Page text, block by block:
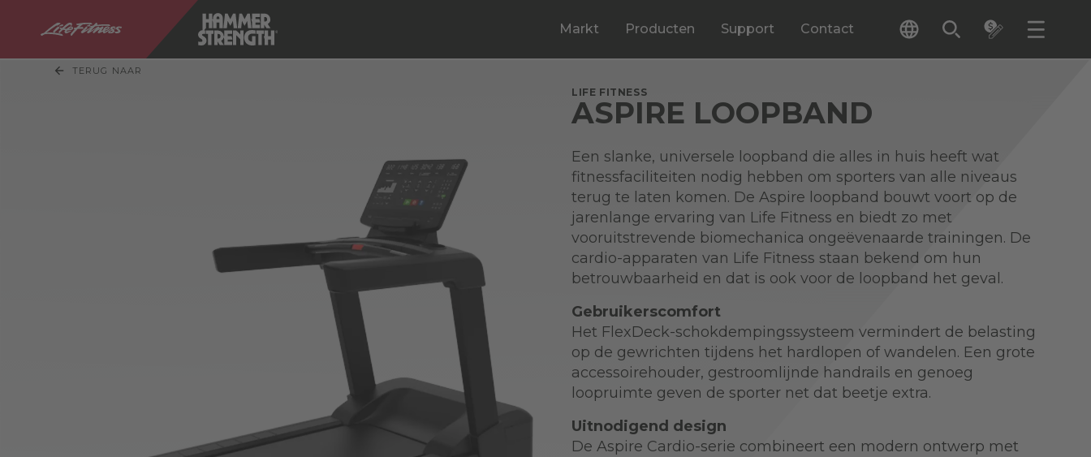
Markt Producten Support Contact
TERUG NAAR
LIFE FITNESS
ASPIRE LOOPBAND
Een slanke, universele loopband die alles in huis heeft wat
fitnessfaciliteiten nodig hebben om sporters van alle niveaus
terug te laten komen. De Aspire loopband bouwt voort op de
jarenlange ervaring van Life Fitness en biedt zo met
vooruitstrevende biomechanica ongeëvenaarde trainingen. De
cardio-apparaten van Life Fitness staan bekend om hun
betrouwbaarheid en dat is ook voor de loopband het geval.
Gebruikerscomfort
Het FlexDeck-schokdempingssysteem vermindert de belasting
op de gewrichten tijdens het hardlopen of wandelen. Een grote
accessoirehouder, gestroomlijnde handrails en genoeg
loopruimte geven de sporter net dat beetje extra.
Uitnodigend design
De Aspire Cardio-serie combineert een modern ontwerp met